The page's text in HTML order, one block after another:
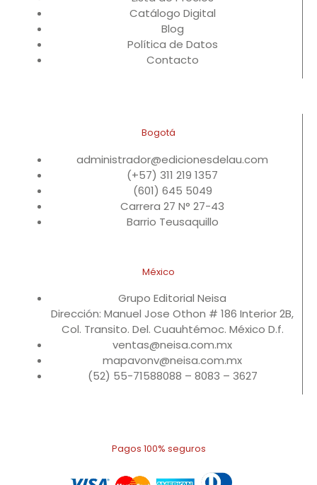
Catálogo Digital
Blog
Política de Datos
Contacto
Bogotá
administrador@edicionesdelau.com
(+57) 311 219 1357
(601) 645 5049
Carrera 27 N° 27-43
Barrio Teusaquillo
México
Grupo Editorial Neisa
Dirección: Manuel Jose Othon # 186 Interior 2B,
Col. Transito. Del. Cuauhtémoc. México D.f.
ventas@neisa.com.mx
mapavonv@neisa.com.mx
(52) 55-71588088 – 8083 – 3627
Pagos 100% seguros